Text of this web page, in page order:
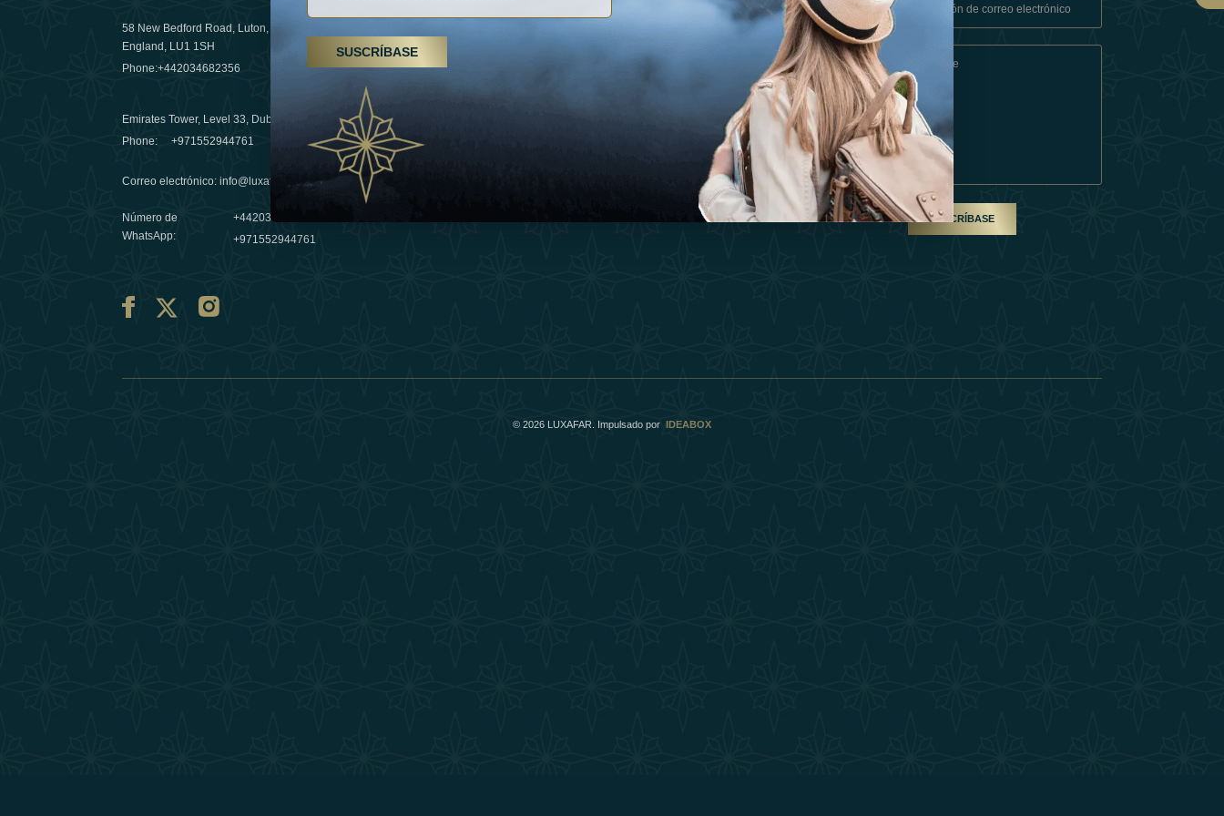
58 New Bedford Road, Luton,
England, LU1 1SH
Phone:+442034682356
Emirates Tower, Level 33, Dubai, UAE
Phone:+971552944761
Correo electrónico:info@luxafar.com
Número de
WhatsApp:
+442034682356
+971552944761
Senderismo, tratamientos de spa y yoga: los
Emiratos Árabes Unidos se erigen como un
03 April 2025
Évasions hivernales pour les voyageurs des
Émirats: redéfinir le voyage de luxe
10 March 2025
Esperienza
Términos Y Condiciones
Conviértase En Socio
Our Team
SUSCRÍBASE
© 2026 LUXAFAR. Impulsado por IDEABOX
SUSCRÍBASE